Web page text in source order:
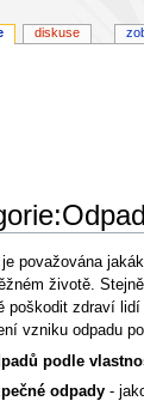
je považována
životě.
poškodit zdraví
vzniku odpadu
podle
odpady-
diskuse